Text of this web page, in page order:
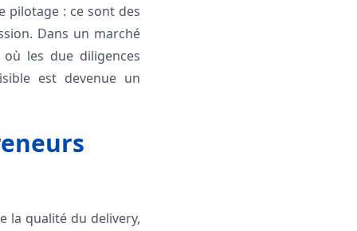
pilotage : ce sont des
Dans un marché
les due diligences
est devenue un
la qualité du delivery,